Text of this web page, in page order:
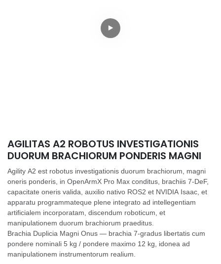
AGILITAS A2 ROBOTUS INVESTIGATIONIS
DUORUM BRACHIORUM PONDERIS MAGNI
Agility A2 est robotus investigationis duorum brachiorum, magni
oneris ponderis, in OpenArmX Pro Max conditus, brachiis 7-DeF,
capacitate oneris valida, auxilio nativo ROS2 et NVIDIA Isaac, et
apparatu programmateque plene integrato ad intellegentiam
artificialem incorporatam, discendum roboticum, et
manipulationem duorum brachiorum praeditus.
Brachia Duplicia Magni Onus — brachia 7-gradus libertatis cum
pondere nominali 5 kg / pondere maximo 12 kg, idonea ad
manipulationem instrumentorum realium.